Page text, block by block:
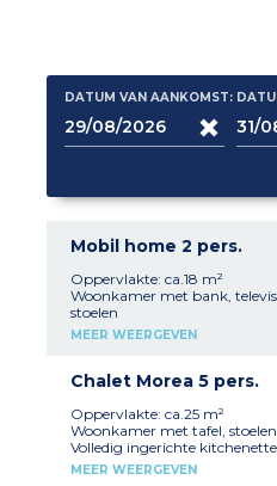
DATUM VAN AANKOMST:
Mobil home 2 pers.
Oppervlakte: ca.18 m²
Woonkamer met bank,
stoelen
Volledig ingerichte kitchenette
1 badkamer met douche,
Terras met tuinmeubilair en
Max. capaciteit 2 personen
MEER WEERGEVEN
Chalet Morea 5 pers.
Oppervlakte: ca.25 m²
Woonkamer met tafel, stoelen
Volledig ingerichte
koelkast, magnetron,
MEER WEERGEVEN